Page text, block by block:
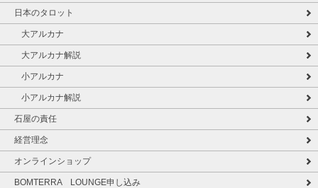
日本のタロット
大アルカナ
大アルカナ解説
小アルカナ
小アルカナ解説
石屋の責任
経営理念
オンラインショップ
BOMTERRA LOUNGE申し込み